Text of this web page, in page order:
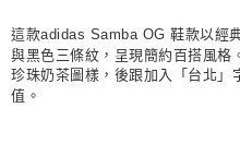
付款後門市自取
每筆NT$80，滿NT$1,500(含以上
這款adidas Samba OG 鞋款以經
與黑色三條紋，呈現簡約百搭風格
珍珠奶茶圖樣，後跟加入「台北」
值。